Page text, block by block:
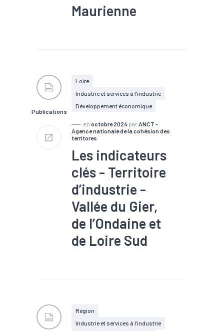
Maurienne
Publications
Loire
Industrie et services à l'industrie
Développement économique
en octobre 2024 par ANCT -
Agence nationale de la cohésion des
territores
Les indicateurs
clés - Territoire
d’industrie -
Vallée du Gier,
de l’Ondaine et
de Loire Sud
Région
Industrie et services à l'industrie